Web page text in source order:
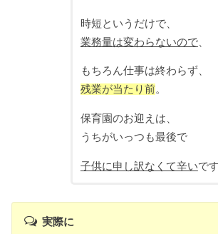
時短というだけで、
業務量は変わらないので、
もちろん仕事は終わらず、
残業が当たり前。
保育園のお迎えは、
うちがいっつも最後で
子供に申し訳なくて辛いで
実際に